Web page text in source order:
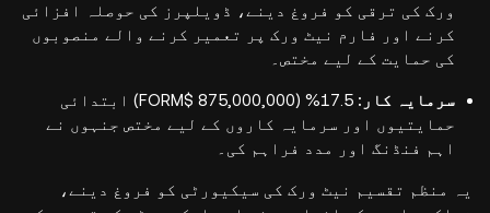
ورک کی ترقی کو فروغ دینے، ڈویلپرز کی حوصلہ افزائی
کرنے اور فارم نیٹ ورک پر تعمیر کرنے والے منصوبوں
کی حمایت کے لیے مختص۔
سرمایہ کار:
17.5% (875,000,000 $FORM) ابتدائی
حمایتیوں اور سرمایہ کاروں کے لیے مختص جنہوں نے
اہم فنڈنگ اور مدد فراہم کی۔
یہ منظم تقسیم نیٹ ورک کی سیکیورٹی کو فروغ دینے،